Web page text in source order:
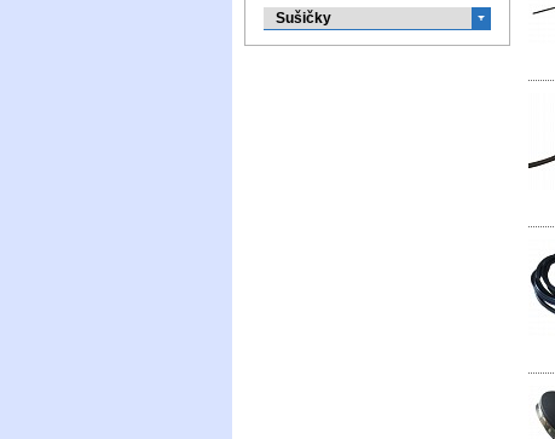
Sušičky